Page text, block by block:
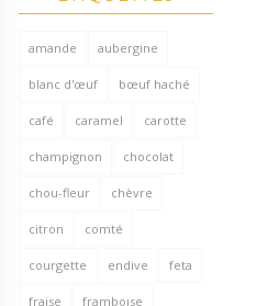
amande aubergine
blanc d'œuf bœuf haché
café caramel carotte
champignon chocolat
chou-fleur chèvre
citron comté
courgette endive feta
fraise framboise